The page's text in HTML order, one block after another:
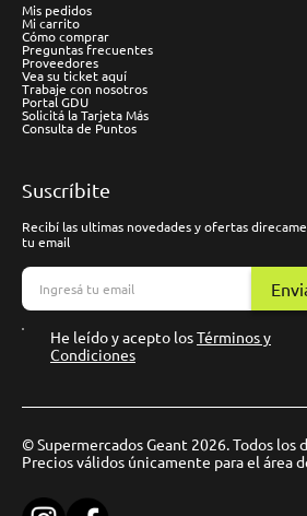
Mis pedidos
Mi carrito
Cómo comprar
Preguntas frecuentes
Proveedores
Vea su ticket aquí
Trabaje con nosotros
Portal GDU
Solicitá la Tarjeta Más
Consulta de Puntos
Suscríbite
Recibí las ultimas novedades y ofertas
tu email
He leído y acepto losTérminos y
Condiciones
© Supermercados Geant 2026. Todos los
Precios válidos únicamente para el área